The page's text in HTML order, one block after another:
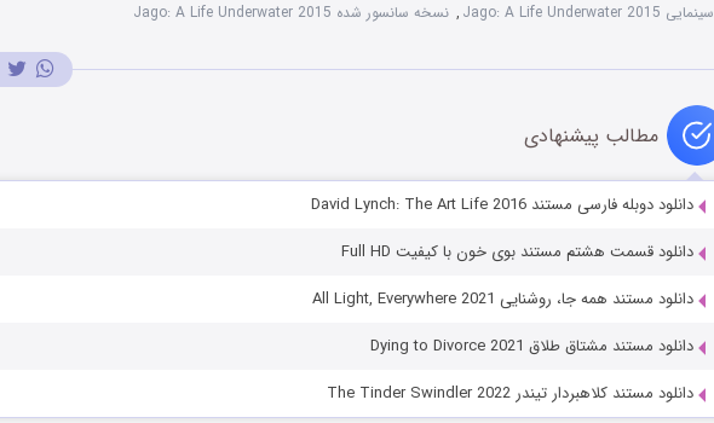
سینمایی Jago: A Life Underwater 2015
, نسخه سانسور شده Jago: A Life Underwater 2015
مطالب پیشنهادی
دانلود دوبله فارسی مستند David Lynch: The Art Life 2016
دانلود قسمت هشتم مستند بوی خون با کیفیت Full HD
دانلود مستند همه جا، روشنایی All Light, Everywhere 2021
دانلود مستند مشتاق طلاق Dying to Divorce 2021
دانلود مستند کلاهبردار تیندر The Tinder Swindler 2022